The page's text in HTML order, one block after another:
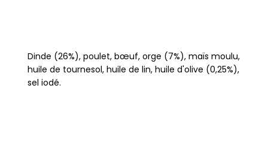
Dinde (26%), poulet, bœuf, orge (7%), maïs moulu,
huile de tournesol, huile de lin, huile d'olive (0,25%),
sel iodé.